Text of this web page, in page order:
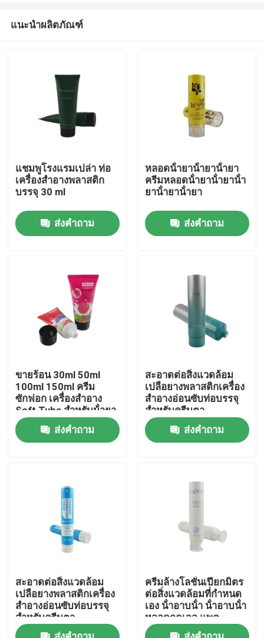
สินค้า
เกี่ยวกับเรา
ทัวร์โรงงาน
การควบคุมคุณภาพ
ท่อเสริมกาย
หลอดสกัด
หลอดเครื่องสำอางเปล่า
แนะนำผลิตภัณฑ์
แชมพูโรงแรมเปล่า ท่อ
เครื่องสําอางพลาสติก
บรรจุ 30 ml
ส่งคำถาม
หลอดน้ํายาน้ํายาน้ํายา
ครีมหลอดน้ํายาน้ํายาน้ํา
ยาน้ํายาน้ํายา
ส่งคำถาม
ขายร้อน 30ml 50ml
100ml 150ml ครีม
ซักฟอก เครื่องสําอาง
Soft Tube สําหรับน้ํายา
ผสมร่างกาย ครีมมือ
เครื่องสําอางท่อ
ส่งคำถาม
สะอาดต่อสิ่งแวดล้อม
เปลือยางพลาสติกเครื่อง
สําอางอ่อนซับท่อบรรจุ
สําหรับครีมตา
ส่งคำถาม
สะอาดต่อสิ่งแวดล้อม
เปลือยางพลาสติกเครื่อง
สําอางอ่อนซับท่อบรรจุ
สําหรับครีมตา
ครีมล้างโลชั่นเปียกมิตร
ต่อสิ่งแวดล้อมที่กําหนด
เอง น้ําอาบน้ํา น้ําอาบน้ํา
หลอดกดเจล แพค
พลาสติกหลอดอ่อน